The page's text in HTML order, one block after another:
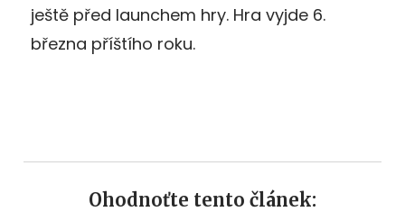
ještě před launchem hry. Hra vyjde 6.
března příštího roku.
Ohodnoťte tento článek: